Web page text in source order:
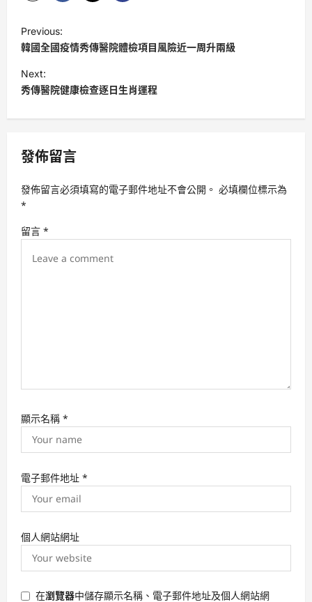
o
s
t
v
g
t
Previous:
韓國全國疫情秀傳醫院體檢項目風險近一周升兩級
Next:
秀傳醫院健康檢查逐日生肖運程
發佈留言
發佈留言必須填寫的電子郵件地址不會公開。 必填欄位標示為
*
留言 *
顯示名稱 *
電子郵件地址 *
個人網站網址
在瀏覽器中儲存顯示名稱、電子郵件地址及個人網站網